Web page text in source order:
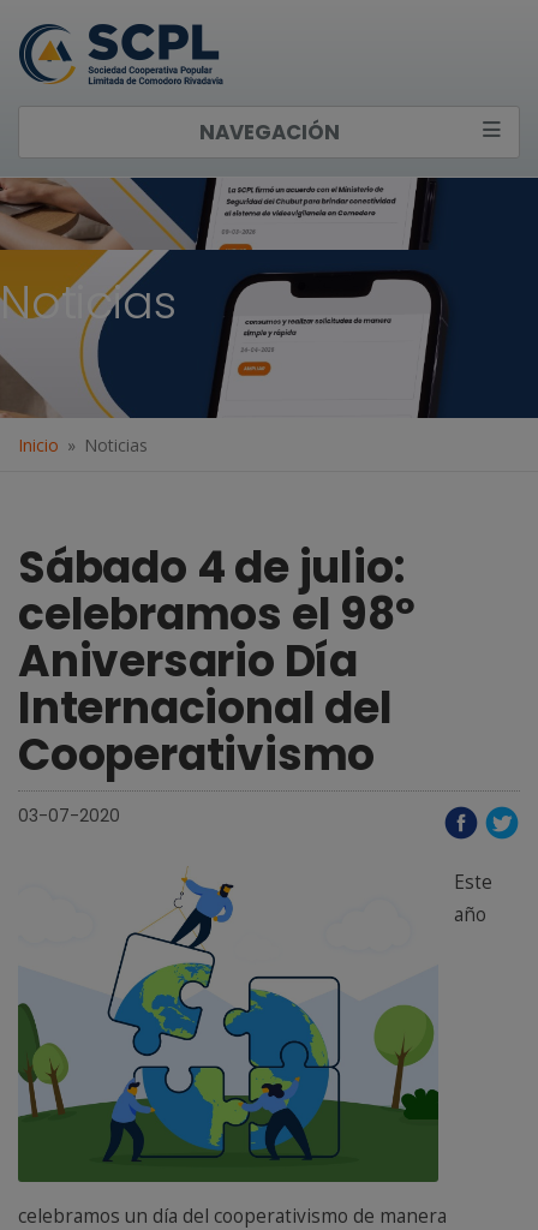
NAVEGACIÓN
Noticias
Inicio Noticias
Sábado 4 de julio:
celebramos el 98º
Aniversario Día
Internacional del
Cooperativismo
03-07-2020
Este
año
celebramos un día del cooperativismo de manera